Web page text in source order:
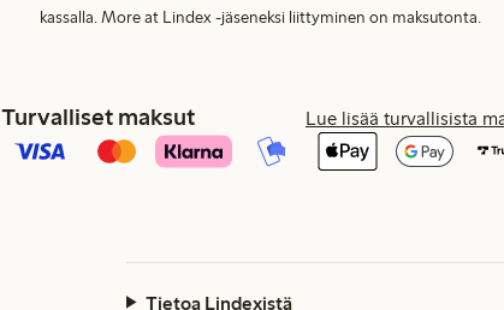
kassalla. More at Lindex -jäseneksi liittyminen on maksutonta.
Turvalliset maksut Lue lisää turvallisista
Tietoa Lindexistä